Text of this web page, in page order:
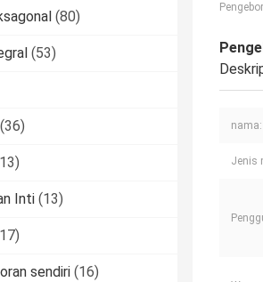
(80)
(53)
(36)
Inti (13)
sendiri (16)
nama:
Jenis